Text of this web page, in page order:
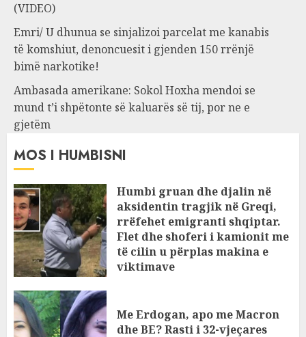
(VIDEO)
Emri/ U dhunua se sinjalizoi parcelat me kanabis
të komshiut, denoncuesit i gjenden 150 rrënjë
bimë narkotike!
Ambasada amerikane: Sokol Hoxha mendoi se
mund t’i shpëtonte së kaluarës së tij, por ne e
gjetëm
MOS I HUMBISNI
Humbi gruan dhe djalin në
aksidentin tragjik në Greqi,
rrëfehet emigranti shqiptar.
Flet dhe shoferi i kamionit me
të cilin u përplas makina e
viktimave
Me Erdogan, apo me Macron
dhe BE? Rasti i 32-vjeçares